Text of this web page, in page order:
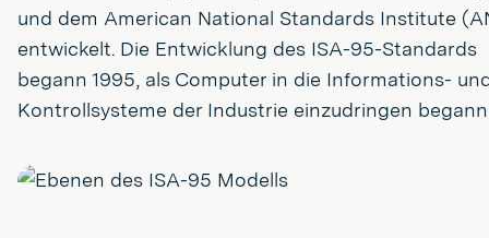
und dem American National Standards Institute
entwickelt. Die Entwicklung des ISA-95-Standards
begann 1995, als Computer in die Informations-
Kontrollsysteme der Industrie einzudringen